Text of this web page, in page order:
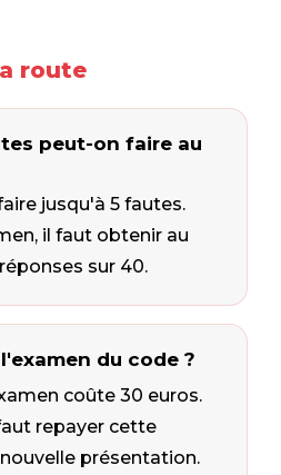
route
peut-on faire au
jusqu'à 5 fautes.
il faut obtenir au
sur 40.
du code ?
coûte 30 euros.
repayer cette
présentation.